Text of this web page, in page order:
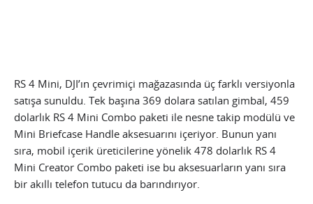
RS 4 Mini, DJI’ın çevrimiçi mağazasında üç farklı versiyonla
satışa sunuldu. Tek başına 369 dolara satılan gimbal, 459
dolarlık RS 4 Mini Combo paketi ile nesne takip modülü ve
Mini Briefcase Handle aksesuarını içeriyor. Bunun yanı
sıra, mobil içerik üreticilerine yönelik 478 dolarlık RS 4
Mini Creator Combo paketi ise bu aksesuarların yanı sıra
bir akıllı telefon tutucu da barındırıyor.